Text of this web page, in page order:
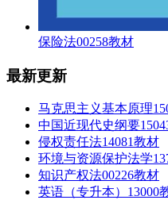
保险法00258教材
最新更新
马克思主义基本原理
中国近现代史纲要
侵权责任法14081教材
环境与资源保护法学
知识产权法00226教材
英语（专升本）13000